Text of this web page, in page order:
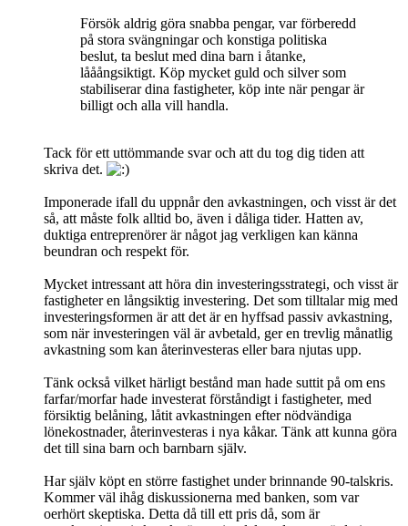
Försök aldrig göra snabba pengar, var förberedd
på stora svängningar och konstiga politiska
beslut, ta beslut med dina barn i åtanke,
lååångsiktigt. Köp mycket guld och silver som
stabiliserar dina fastigheter, köp inte när pengar är
billigt och alla vill handla.
Tack för ett uttömmande svar och att du tog dig tiden att
skriva det.
Imponerade ifall du uppnår den avkastningen, och visst är det
så, att måste folk alltid bo, även i dåliga tider. Hatten av,
duktiga entreprenörer är något jag verkligen kan känna
beundran och respekt för.
Mycket intressant att höra din investeringsstrategi, och visst är
fastigheter en långsiktig investering. Det som tilltalar mig med
investeringsformen är att det är en hyffsad passiv avkastning,
som när investeringen väl är avbetald, ger en trevlig månatlig
avkastning som kan återinvesteras eller bara njutas upp.
Tänk också vilket härligt bestånd man hade suttit på om ens
farfar/morfar hade investerat förståndigt i fastigheter, med
försiktig belåning, låtit avkastningen efter nödvändiga
lönekostnader, återinvesteras i nya kåkar. Tänk att kunna göra
det till sina barn och barnbarn själv.
Har själv köpt en större fastighet under brinnande 90-talskris.
Kommer väl ihåg diskussionerna med banken, som var
oerhört skeptiska. Detta då till ett pris då, som är